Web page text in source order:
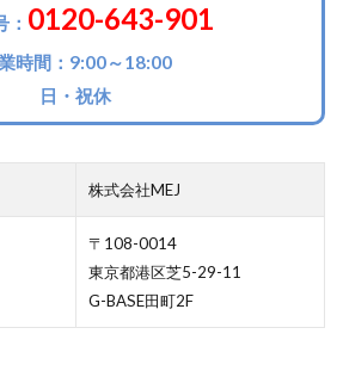
： 0120-643-901
時間：9:00～18:00
日・祝休
株式会社MEJ
〒108-0014
東京都港区芝5-29-11
G-BASE田町2F